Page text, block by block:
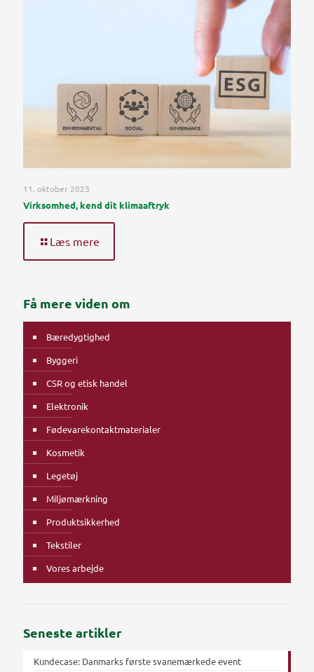
11. oktober 2023
Virksomhed, kend dit klimaaftryk
Læs mere
Få mere viden om
Bæredygtighed
Byggeri
CSR og etisk handel
Elektronik
Fødevarekontaktmaterialer
Kosmetik
Legetøj
Miljømærkning
Produktsikkerhed
Tekstiler
Vores arbejde
Seneste artikler
Kundecase: Danmarks første svanemærkede event